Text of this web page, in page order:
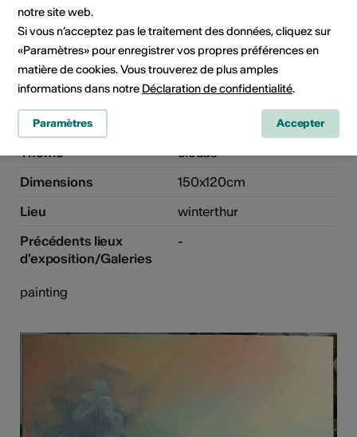
sleeping clouds, 2021
Année
2021
Technique
Acryl auf Leinwand
Thème
clouds
Dimensions
150x120cm
Lieu
winterthur
Précédents lieux
d'exposition/Galeries
-
painting
notre site web.
Si vous n’acceptez pas le traitement des données, cliquez sur
«Paramètres» pour enregistrer vos propres préférences en
matière de cookies. Vous trouverez de plus amples
informations dans notre Déclaration de confidentialité.
Paramètres Accepter